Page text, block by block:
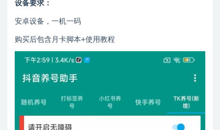
设备要求：
安卓设备，一机一码
购买后包含月卡脚本+使用教程